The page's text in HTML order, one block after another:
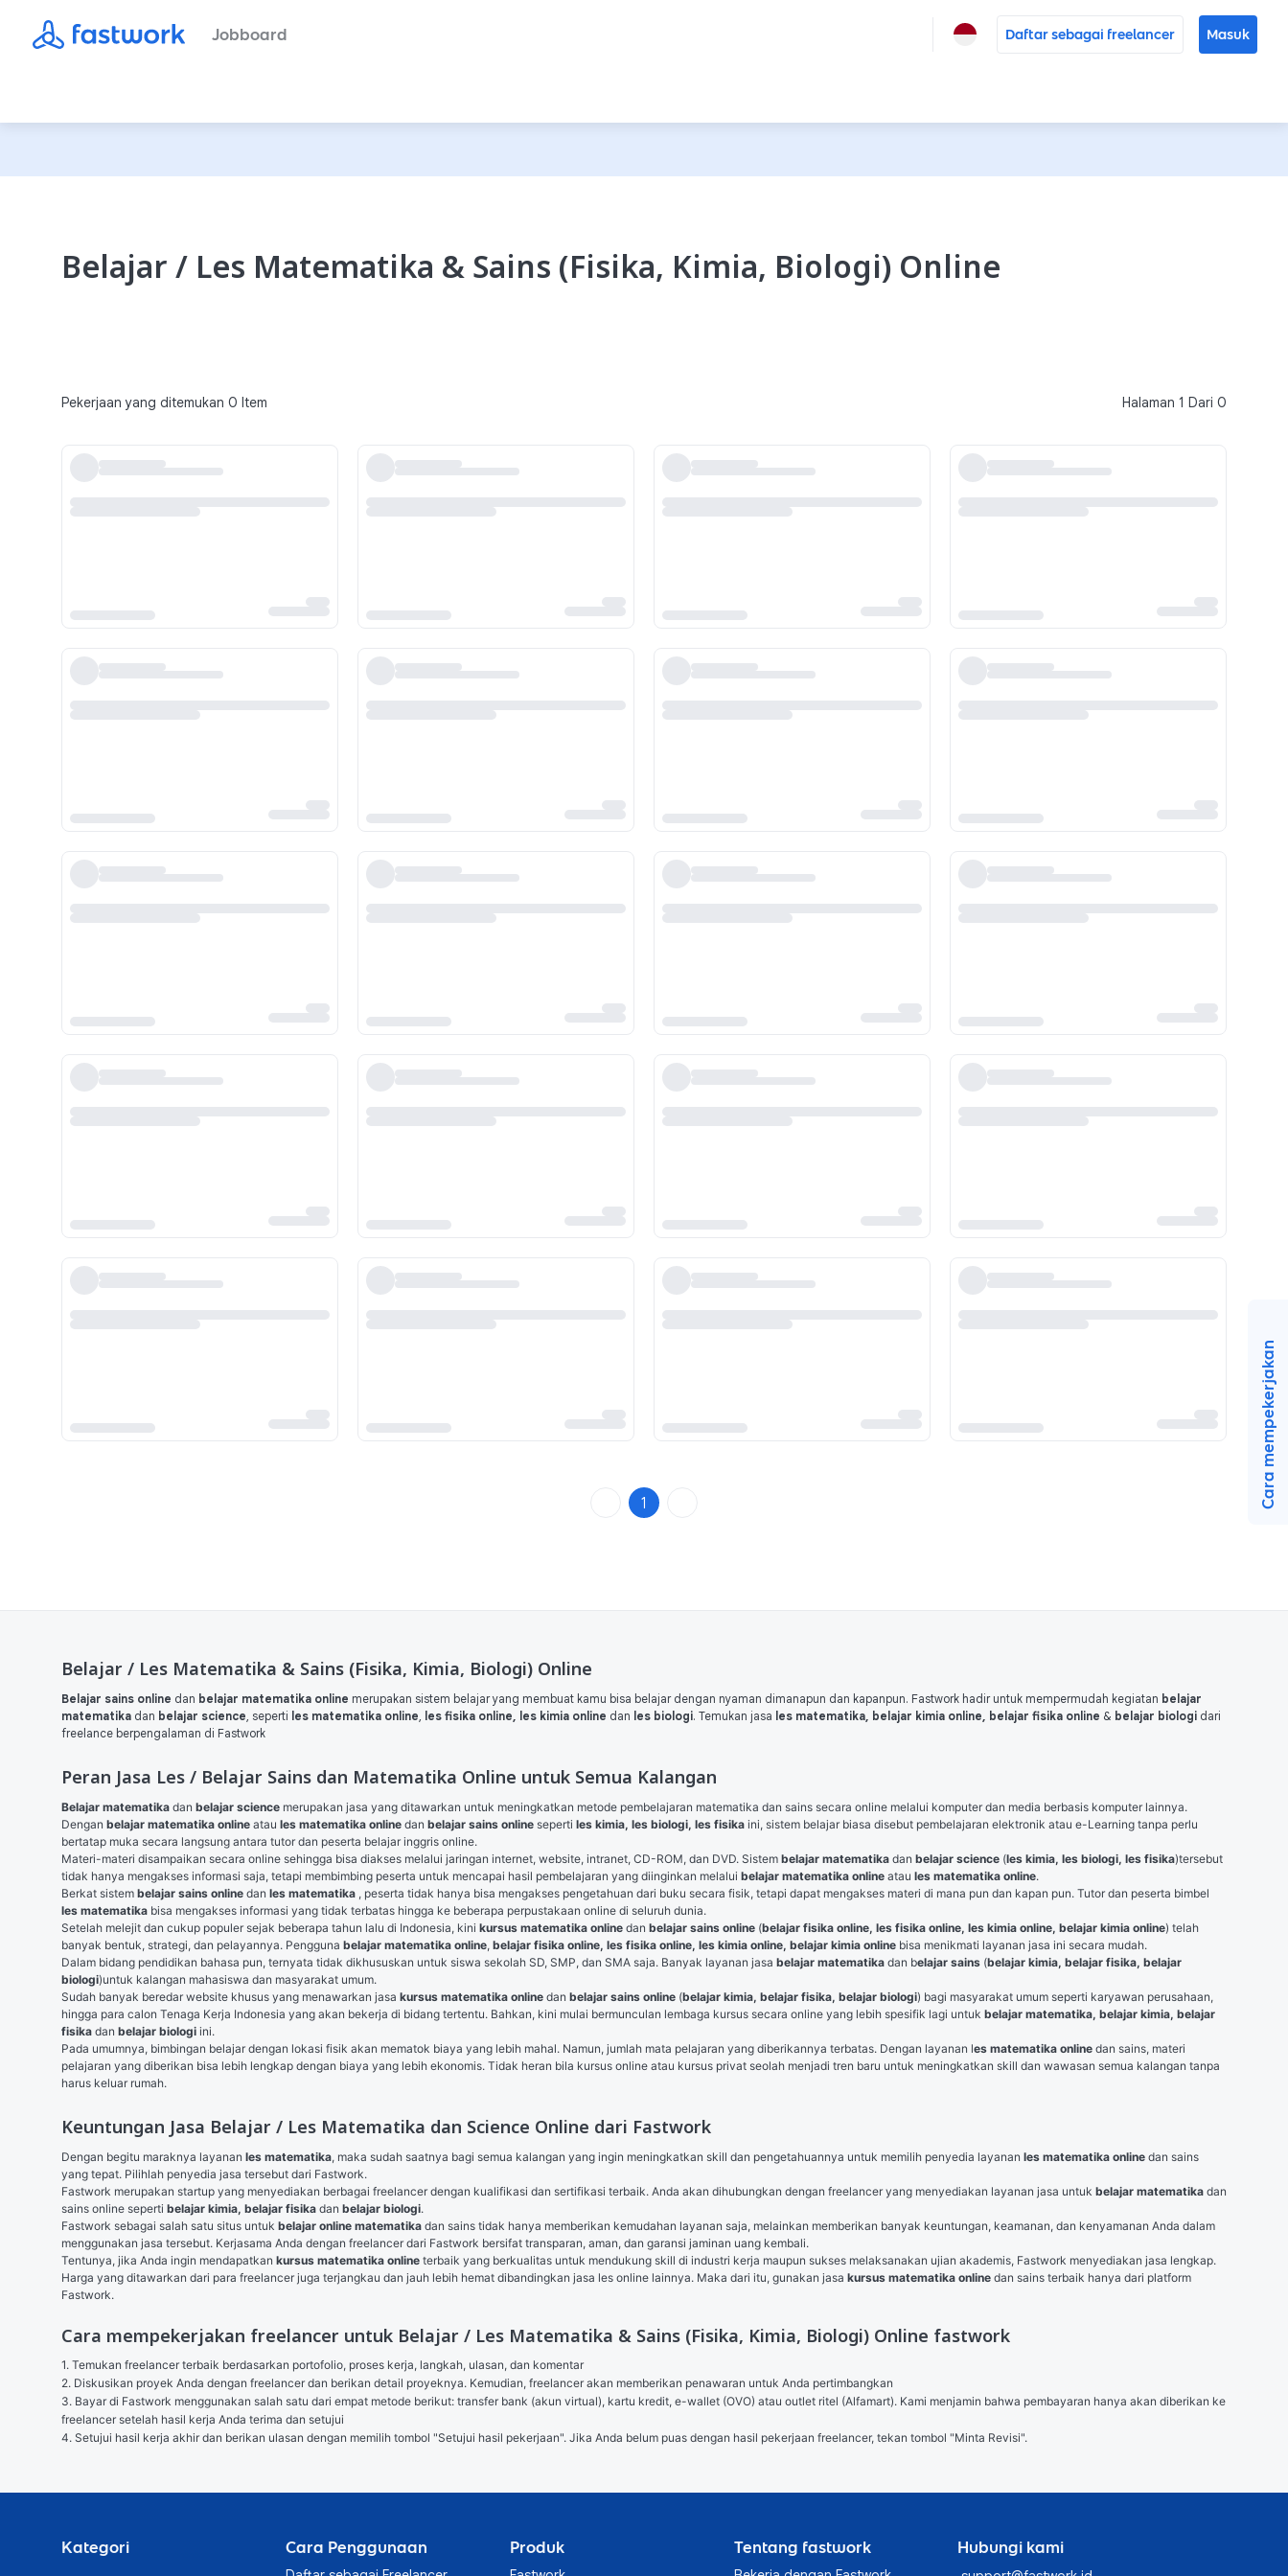
Jobboard Daftar sebagai freelancer Masuk
Belajar / Les Matematika & Sains (Fisika, Kimia, Biologi) Online
Pekerjaan yang ditemukan 0 Item Halaman 1 Dari 0
1
Belajar / Les Matematika & Sains (Fisika, Kimia, Biologi) Online
Belajar sains online dan belajar matematika online merupakan sistem belajar yang membuat kamu bisa belajar dengan nyaman dimanapun dan kapanpun. Fastwork hadir untuk mempermudah kegiatan belajar
matematika dan belajar science, seperti les matematika online, les fisika online, les kimia online dan les biologi. Temukan jasa les matematika, belajar kimia online, belajar fisika online & belajar biologi dari
freelance berpengalaman di Fastwork
Peran Jasa Les / Belajar Sains dan Matematika Online untuk Semua Kalangan
Belajar matematika dan belajar science merupakan jasa yang ditawarkan untuk meningkatkan metode pembelajaran matematika dan sains secara online melalui komputer dan media berbasis komputer lainnya.
Dengan belajar matematika online atau les matematika online dan belajar sains online seperti les kimia, les biologi, les fisika ini, sistem belajar biasa disebut pembelajaran elektronik atau e-Learning tanpa perlu
bertatap muka secara langsung antara tutor dan peserta belajar inggris online.
Materi-materi disampaikan secara online sehingga bisa diakses melalui jaringan internet, website, intranet, CD-ROM, dan DVD. Sistem belajar matematika dan belajar science (les kimia, les biologi, les fisika)tersebut
tidak hanya mengakses informasi saja, tetapi membimbing peserta untuk mencapai hasil pembelajaran yang diinginkan melalui belajar matematika online atau les matematika online.
Berkat sistem belajar sains online dan les matematika
les matematika bisa mengakses informasi yang tidak terbatas hingga ke beberapa perpustakaan online di seluruh dunia.
Setelah melejit dan cukup populer sejak beberapa tahun lalu di Indonesia, kini kursus matematika online dan belajar sains online (belajar fisika online, les fisika online, les kimia online, belajar kimia online) telah
banyak bentuk, strategi, dan pelayannya. Pengguna belajar matematika online, belajar fisika online, les fisika online, les kimia online, belajar kimia online bisa menikmati layanan jasa ini secara mudah.
Dalam bidang pendidikan bahasa pun, ternyata tidak dikhususkan untuk siswa sekolah SD, SMP, dan SMA saja. Banyak layanan jasa belajar matematika dan belajar sains (belajar kimia, belajar fisika, belajar
biologi)untuk kalangan mahasiswa dan masyarakat umum.
Sudah banyak beredar website khusus yang menawarkan jasa kursus matematika online dan belajar sains online (belajar kimia, belajar fisika, belajar biologi) bagi masyarakat umum seperti karyawan perusahaan,
hingga para calon Tenaga Kerja Indonesia yang akan bekerja di bidang tertentu. Bahkan, kini mulai bermunculan lembaga kursus secara online yang lebih spesifik lagi untuk belajar matematika, belajar kimia, belajar
fisika dan belajar biologi ini.
Pada umumnya, bimbingan belajar dengan lokasi fisik akan mematok biaya yang lebih mahal. Namun, jumlah mata pelajaran yang diberikannya terbatas. Dengan layanan les matematika online dan sains, materi
pelajaran yang diberikan bisa lebih lengkap dengan biaya yang lebih ekonomis. Tidak heran bila kursus online atau kursus privat seolah menjadi tren baru untuk meningkatkan skill dan wawasan semua kalangan tanpa
harus keluar rumah.
Keuntungan Jasa Belajar / Les Matematika dan Science Online dari Fastwork
Dengan begitu maraknya layanan les matematika, maka sudah saatnya bagi semua kalangan yang ingin meningkatkan skill dan pengetahuannya untuk memilih penyedia layanan les matematika online dan sains
yang tepat. Pilihlah penyedia jasa tersebut dari Fastwork.
Fastwork merupakan startup yang menyediakan berbagai freelancer dengan kualifikasi dan sertifikasi terbaik. Anda akan dihubungkan dengan freelancer yang menyediakan layanan jasa untuk belajar matematika dan
sains online seperti belajar kimia, belajar fisika dan belajar biologi.
Fastwork sebagai salah satu situs untuk belajar online matematika dan sains tidak hanya memberikan kemudahan layanan saja, melainkan memberikan banyak keuntungan, keamanan, dan kenyamanan Anda dalam
menggunakan jasa tersebut. Kerjasama Anda dengan freelancer dari Fastwork bersifat transparan, aman, dan garansi jaminan uang kembali.
Tentunya, jika Anda ingin mendapatkan kursus matematika online terbaik yang berkualitas untuk mendukung skill di industri kerja maupun sukses melaksanakan ujian akademis, Fastwork menyediakan jasa lengkap.
Harga yang ditawarkan dari para freelancer juga terjangkau dan jauh lebih hemat dibandingkan jasa les online lainnya. Maka dari itu, gunakan jasa kursus matematika online dan sains terbaik hanya dari platform
Fastwork.
Cara mempekerjakan freelancer untuk Belajar / Les Matematika & Sains (Fisika, Kimia, Biologi) Online fastwork
1. Temukan freelancer terbaik berdasarkan portofolio, proses kerja, langkah, ulasan, dan komentar
2. Diskusikan proyek Anda dengan freelancer dan berikan detail proyeknya. Kemudian, freelancer akan memberikan penawaran untuk Anda pertimbangkan
3. Bayar di Fastwork menggunakan salah satu dari empat metode berikut: transfer bank (akun virtual), kartu kredit, e-wallet (OVO) atau outlet ritel (Alfamart). Kami menjamin bahwa pembayaran hanya akan diberikan ke
freelancer setelah hasil kerja Anda terima dan setujui
4. Setujui hasil kerja akhir dan berikan ulasan dengan memilih tombol "Setujui hasil pekerjaan". Jika Anda belum puas dengan hasil pekerjaan freelancer, tekan tombol "Minta Revisi".
Cara mempekerjakan
Kategori Cara Penggunaan Produk Tentang fastwork Hubungi kami